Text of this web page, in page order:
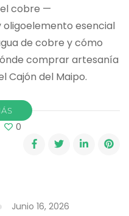
cobre —
esencial
de cobre y cómo
comprar artesanía
Cajón del Maipo.
0
Junio 16, 2026